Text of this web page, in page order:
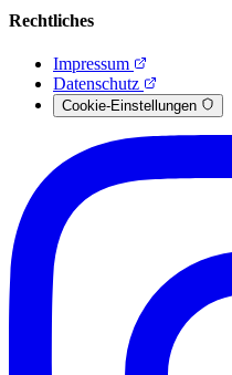
Rechtliches
Impressum
Datenschutz
Cookie-Einstellungen